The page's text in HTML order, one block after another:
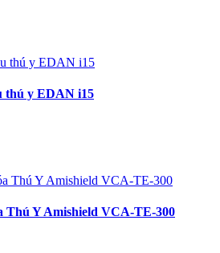
thú y EDAN i15
Thú Y Amishield VCA-TE-300